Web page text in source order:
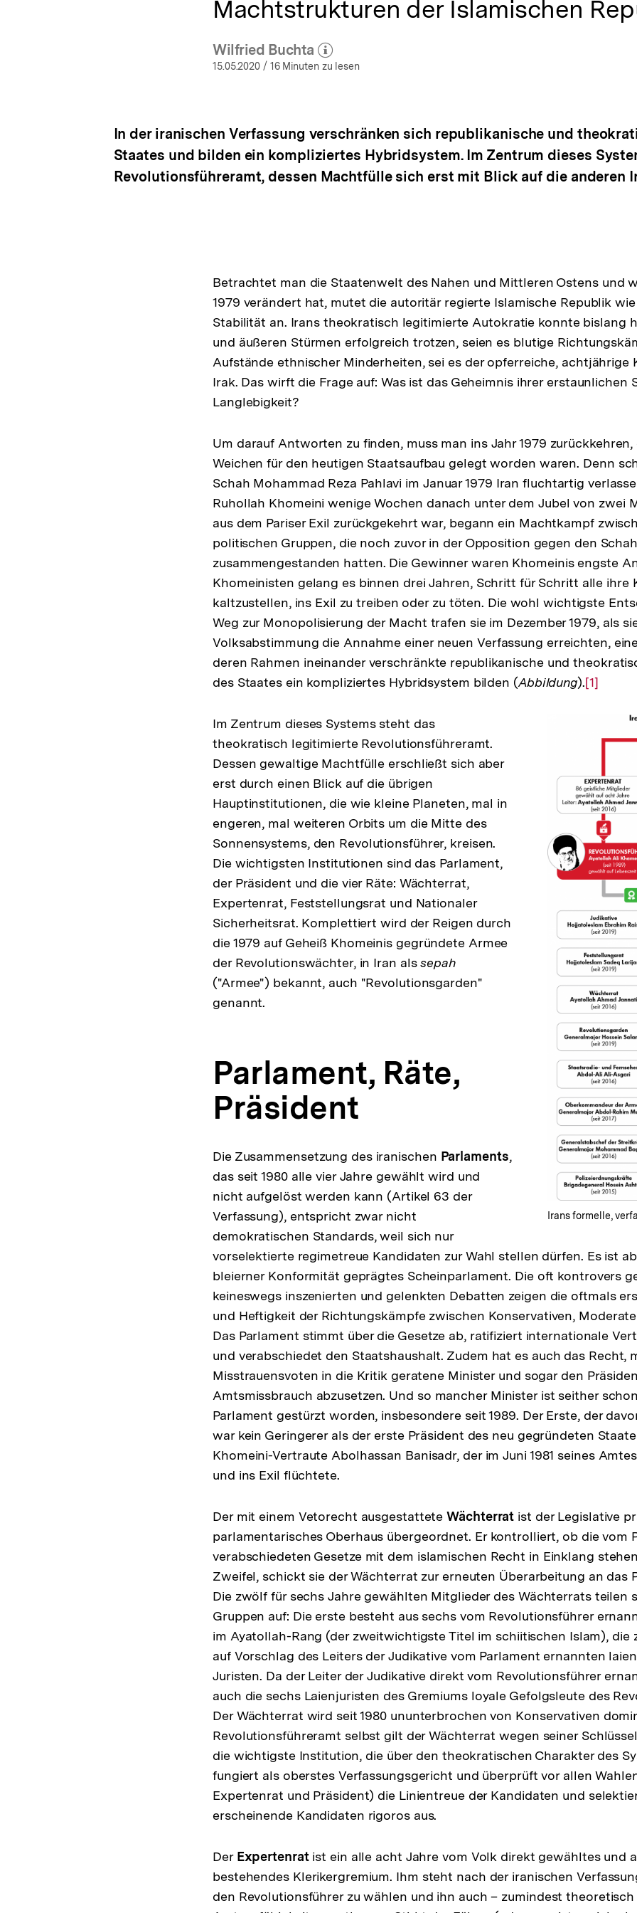
Machtstrukturen der Islamischen
Wilfried Buchta
(Mehr zum Autor)
öffnen
15.05.2020 / 16 Minuten zu lesen
In der iranischen Verfassung verschränken sich republikanische und
Staates und bilden ein kompliziertes Hybridsystem. Im Zentrum dieses
Revolutionsführeramt, dessen Machtfülle sich erst mit Blick auf die anderen
Betrachtet man die Staatenwelt des Nahen und Mittleren Ostens und
1979 verändert hat, mutet die autoritär regierte Islamische Republik
Stabilität an. Irans theokratisch legitimierte Autokratie konnte bislang
und äußeren Stürmen erfolgreich trotzen, seien es blutige
Aufstände ethnischer Minderheiten, sei es der opferreiche, achtjährige
Irak. Das wirft die Frage auf: Was ist das Geheimnis ihrer erstaunlichen
Langlebigkeit?
Um darauf Antworten zu finden, muss man ins Jahr 1979 zurückkehren,
Weichen für den heutigen Staatsaufbau gelegt worden waren. Denn
Schah Mohammad Reza Pahlavi im Januar 1979 Iran fluchtartig
Ruhollah Khomeini wenige Wochen danach unter dem Jubel von zwei
aus dem Pariser Exil zurückgekehrt war, begann ein Machtkampf
politischen Gruppen, die noch zuvor in der Opposition gegen den Schah
zusammengestanden hatten. Die Gewinner waren Khomeinis engste
Khomeinisten gelang es binnen drei Jahren, Schritt für Schritt alle ihre
kaltzustellen, ins Exil zu treiben oder zu töten. Die wohl wichtigste
Weg zur Monopolisierung der Macht trafen sie im Dezember 1979, als
Volksabstimmung die Annahme einer neuen Verfassung erreichten,
deren Rahmen ineinander verschränkte republikanische und
des Staates ein kompliziertes Hybridsystem bilden (Abbildung).Zur
Fußnote
[1]
Irans formelle,
Im Zentrum dieses Systems steht das
theokratisch legitimierte Revolutionsführeramt.
Dessen gewaltige Machtfülle erschließt sich aber
erst durch einen Blick auf die übrigen
Hauptinstitutionen, die wie kleine Planeten, mal in
engeren, mal weiteren Orbits um die Mitte des
Sonnensystems, den Revolutionsführer, kreisen.
Die wichtigsten Institutionen sind das Parlament,
der Präsident und die vier Räte: Wächterrat,
Expertenrat, Feststellungsrat und Nationaler
Sicherheitsrat. Komplettiert wird der Reigen durch
die 1979 auf Geheiß Khomeinis gegründete Armee
der Revolutionswächter, in Iran alssepah
("Armee") bekannt, auch "Revolutionsgarden"
genannt.
Parlament, Räte,
Präsident
Die Zusammensetzung des iranischen Parlaments,
das seit 1980 alle vier Jahre gewählt wird und
nicht aufgelöst werden kann (Artikel 63 der
Verfassung), entspricht zwar nicht
demokratischen Standards, weil sich nur
vorselektierte regimetreue Kandidaten zur Wahl stellen dürfen. Es ist
bleierner Konformität geprägtes Scheinparlament. Die oft kontrovers
keineswegs inszenierten und gelenkten Debatten zeigen die oftmals
und Heftigkeit der Richtungskämpfe zwischen Konservativen,
Das Parlament stimmt über die Gesetze ab, ratifiziert internationale
und verabschiedet den Staatshaushalt. Zudem hat es auch das Recht,
Misstrauensvoten in die Kritik geratene Minister und sogar den
Amtsmissbrauch abzusetzen. Und so mancher Minister ist seither
Parlament gestürzt worden, insbesondere seit 1989. Der Erste, der
war kein Geringerer als der erste Präsident des neu gegründeten
Khomeini-Vertraute Abolhassan Banisadr, der im Juni 1981 seines
und ins Exil flüchtete.
Der mit einem Vetorecht ausgestatteteWächterrat ist der Legislative
parlamentarisches Oberhaus übergeordnet. Er kontrolliert, ob die vom
verabschiedeten Gesetze mit dem islamischen Recht in Einklang
Zweifel, schickt sie der Wächterrat zur erneuten Überarbeitung an das
Die zwölf für sechs Jahre gewählten Mitglieder des Wächterrats teilen
Gruppen auf: Die erste besteht aus sechs vom Revolutionsführer
im Ayatollah-Rang (der zweitwichtigste Titel im schiitischen Islam), die
auf Vorschlag des Leiters der Judikative vom Parlament ernannten
Juristen. Da der Leiter der Judikative direkt vom Revolutionsführer
auch die sechs Laienjuristen des Gremiums loyale Gefolgsleute des
Der Wächterrat wird seit 1980 ununterbrochen von Konservativen
Revolutionsführeramt selbst gilt der Wächterrat wegen seiner
die wichtigste Institution, die über den theokratischen Charakter des
fungiert als oberstes Verfassungsgericht und überprüft vor allen
Expertenrat und Präsident) die Linientreue der Kandidaten und
erscheinende Kandidaten rigoros aus.
Der Expertenratist ein alle acht Jahre vom Volk direkt gewähltes und
bestehendes Klerikergremium. Ihm steht nach der iranischen
den Revolutionsführer zu wählen und ihn auch – zumindest theoretisch